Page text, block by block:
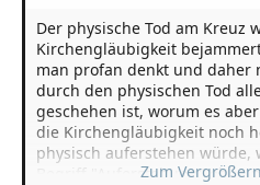
Der physische Tod am Kreuz
Kirchengläubigkeit
man profan denkt und daher
durch den physischen Tod
geschehen ist, worum es
die Kirchengläubigkeit noch
physisch auferstehen würde,
Begriff "Auferstehung" eben
Zum